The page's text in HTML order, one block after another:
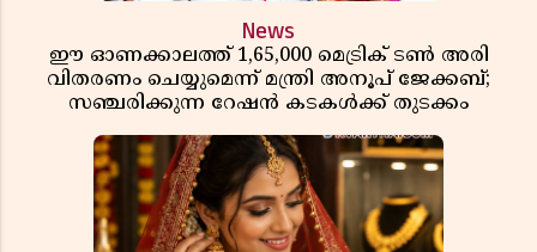
News
ഈ ഓണക്കാലത്ത് 1,65,000 മെട്രിക് ടൺ അരി
വിതരണം ചെയ്യുമെന്ന് മന്ത്രി അനൂപ് ജേക്കബ്;
സഞ്ചരിക്കുന്ന റേഷൻ കടകൾക്ക് തുടക്കം